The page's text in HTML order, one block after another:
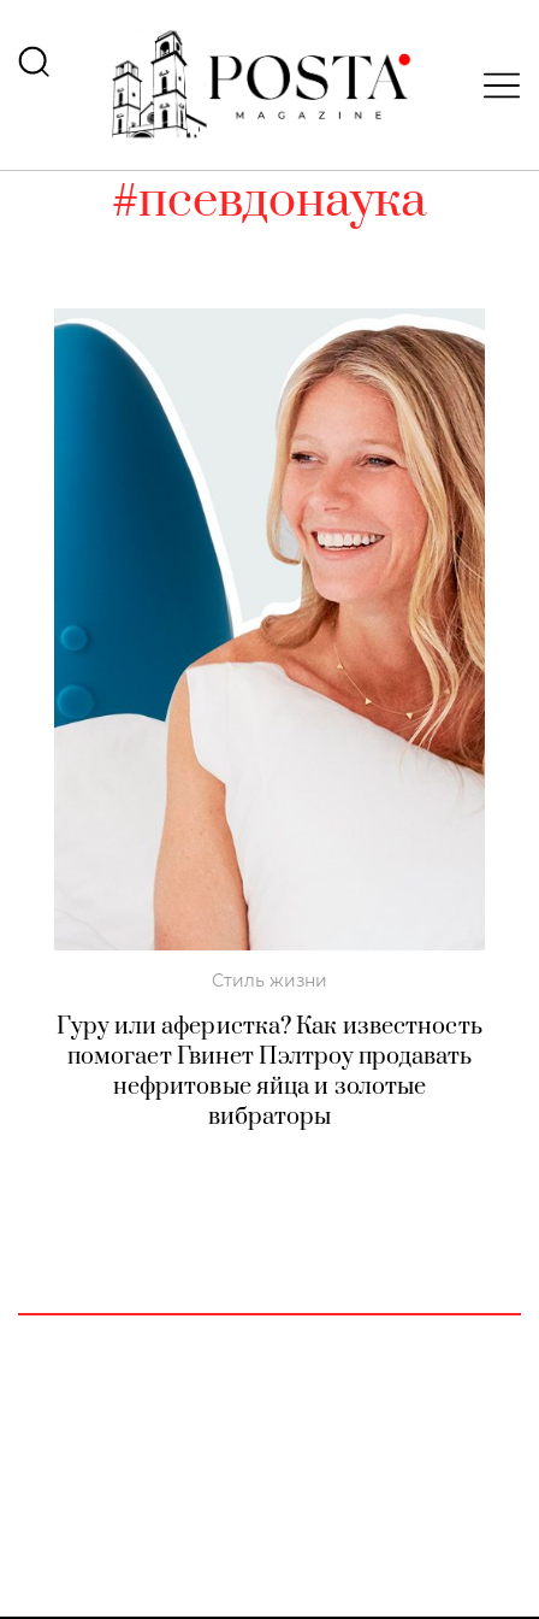
#псевдонаука
Стиль жизни
Гуру или аферистка? Как известность
помогает Гвинет Пэлтроу продавать
нефритовые яйца и золотые
вибраторы